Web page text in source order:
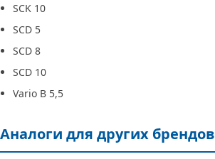
SCK 10
SCD 5
SCD 8
SCD 10
Vario B 5,5
Аналоги для других брендов